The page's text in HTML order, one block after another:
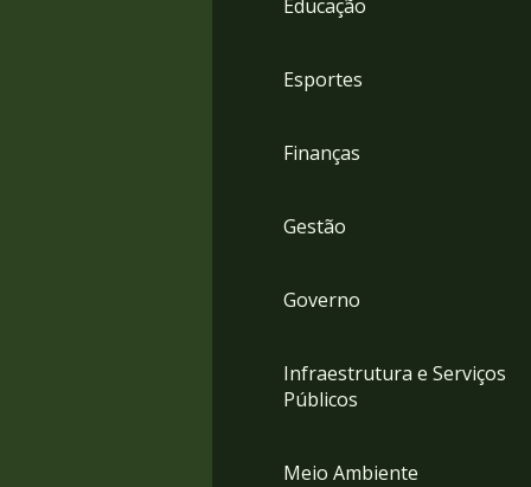
Educação
Esportes
Finanças
Gestão
Governo
Infraestrutura e Serviços
Públicos
Meio Ambiente